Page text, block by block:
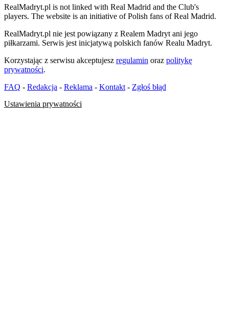
RealMadryt.pl is not linked with Real Madrid and the Club's
players. The website is an initiative of Polish fans of Real Madrid.
RealMadryt.pl nie jest powiązany z Realem Madryt ani jego
piłkarzami. Serwis jest inicjatywą polskich fanów Realu Madryt.
Korzystając z serwisu akceptujesz regulamin oraz politykę
prywatności.
FAQ - Redakcja - Reklama - Kontakt - Zgłoś błąd
Ustawienia prywatności